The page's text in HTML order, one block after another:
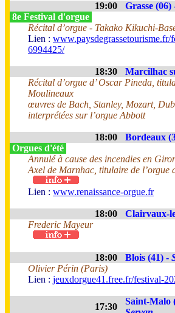
19:00 Grasse (06)
8e Festival d'orgue
Récital d’orgue - Takako Kikuchi-
Lien :
6994425/
18:30
Marcilhac
Récital d’orgue d’ Oscar Pineda,
Moulineaux
œuvres de Bach, Stanley, Mozart,
interprétées sur l’orgue Abbott
18:00 Bordeaux
Orgues d'été
Annulé à cause des incendies en
Axel de Marnhac, titulaire de
Lien : www.renaissance-orgue.fr
18:00
Clairvaux-
Frederic Mayeur
18:00 Blois (41) -
Olivier Périn (Paris)
Lien : jeuxdorgue41.free.fr/festival-
17:30
Saint-Malo